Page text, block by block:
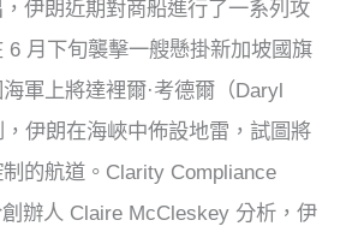
伊朗近期對商船進行了一系列攻
6 月下旬襲擊一艘懸掛新加坡國旗
軍上將達裡爾·考德爾（Daryl
伊朗在海峽中佈設地雷，試圖將
的航道。Clarity Compliance
辦人 Claire McCleskey 分析，伊